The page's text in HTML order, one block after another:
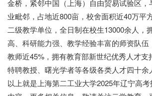
金桥，紧邻中国（上海）自由贸易试验区，
业毗邻，占地近800亩，校舍面积近40万平
二级教学单位，全日制在校生13000余人，
高、科研能力强、教学经验丰富的师资队伍
教师近45%，拥有教育部新世纪优秀人才支
特聘教授、曙光学者等各级各类人才四十余
以上就是上海第二工业大学2025年辽宁高